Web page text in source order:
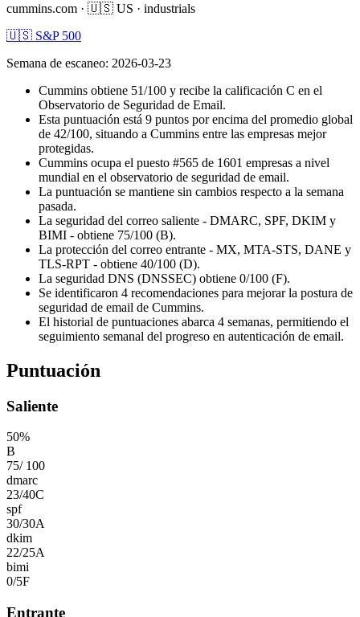
cummins.com · 🇺🇸 US · industrials
🇺🇸 S&P 500
Semana de escaneo: 2026-03-23
Cummins obtiene 51/100 y recibe la calificación C en el
Observatorio de Seguridad de Email.
Esta puntuación está 9 puntos por encima del promedio global
de 42/100, situando a Cummins entre las empresas mejor
protegidas.
Cummins ocupa el puesto #565 de 1601 empresas a nivel
mundial en el observatorio de seguridad de email.
La puntuación se mantiene sin cambios respecto a la semana
pasada.
La seguridad del correo saliente - DMARC, SPF, DKIM y
BIMI - obtiene 75/100 (B).
La protección del correo entrante - MX, MTA-STS, DANE y
TLS-RPT - obtiene 40/100 (D).
La seguridad DNS (DNSSEC) obtiene 0/100 (F).
Se identificaron 4 recomendaciones para mejorar la postura de
seguridad de email de Cummins.
El historial de puntuaciones abarca 4 semanas, permitiendo el
seguimiento semanal del progreso en autenticación de email.
Puntuación
Saliente
50%
B
75/ 100
dmarc
23/40C
spf
30/30A
dkim
22/25A
bimi
0/5F
Entrante